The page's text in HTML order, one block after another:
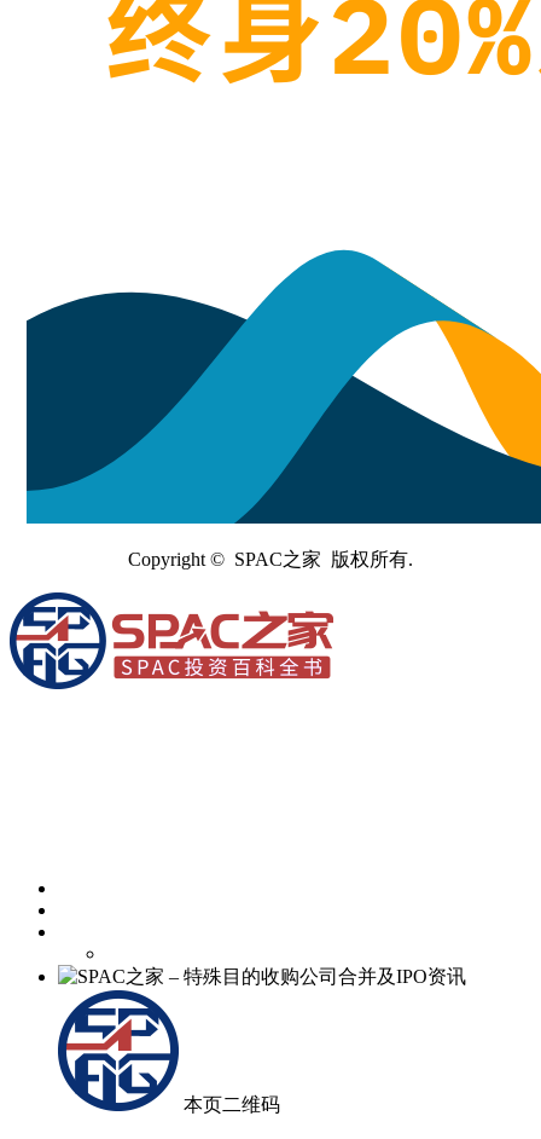
Copyright © SPAC之家 版权所有.
本页二维码